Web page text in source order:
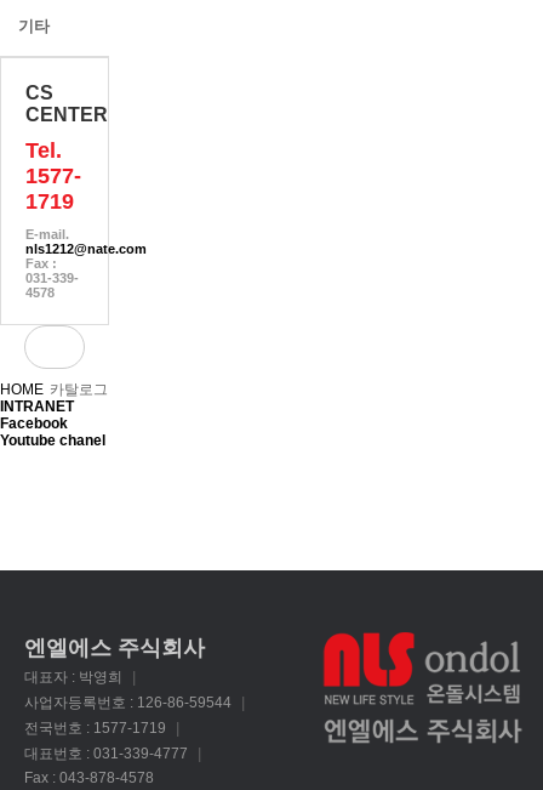
기타
CS
CENTER
Tel.
1577-
1719
E-mail.
nls1212@nate.com
Fax :
031-339-
4578
카탈로그
HOME
INTRANET
Facebook
Youtube chanel
엔엘에스 주식회사
대표자 : 박영희
|
사업자등록번호 : 126-86-59544
|
전국번호 : 1577-1719
|
대표번호 : 031-339-4777
|
Fax : 043-878-4578